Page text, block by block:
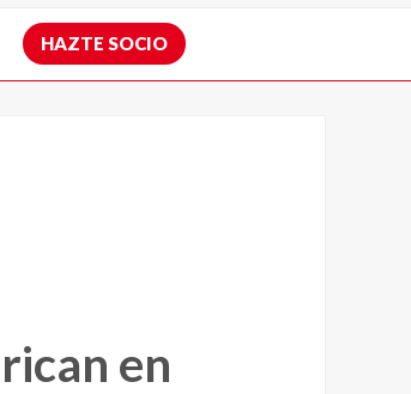
HAZTE SOCIO
en